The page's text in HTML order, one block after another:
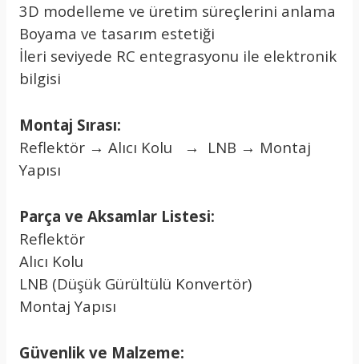
3D modelleme ve üretim süreçlerini anlama
Boyama ve tasarım estetiği
İleri seviyede RC entegrasyonu ile elektronik
bilgisi
Montaj Sırası:
Reflektör → Alıcı Kolu → LNB → Montaj
Yapısı
Parça ve Aksamlar Listesi:
Reflektör
Alıcı Kolu
LNB (Düşük Gürültülü Konvertör)
Montaj Yapısı
Güvenlik ve Malzeme: